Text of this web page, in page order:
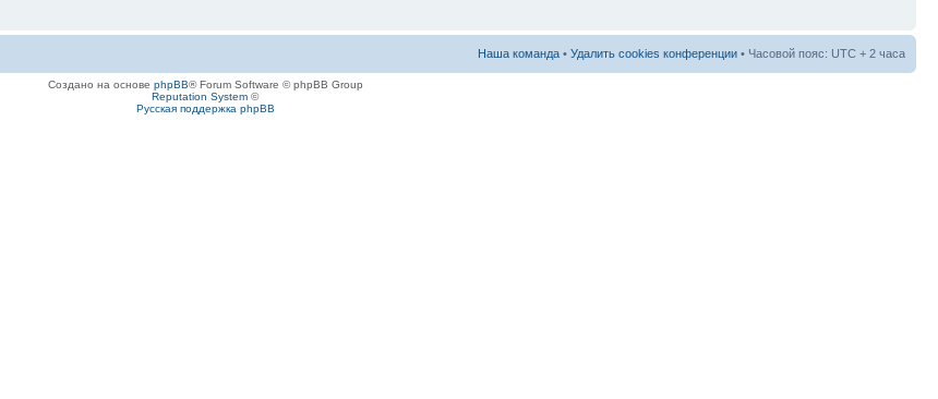
Наша команда • Удалить cookies конференции • Часовой пояс: UTC + 2 часа
Создано на основе phpBB® Forum Software © phpBB Group
Reputation System ©
Русская поддержка phpBB